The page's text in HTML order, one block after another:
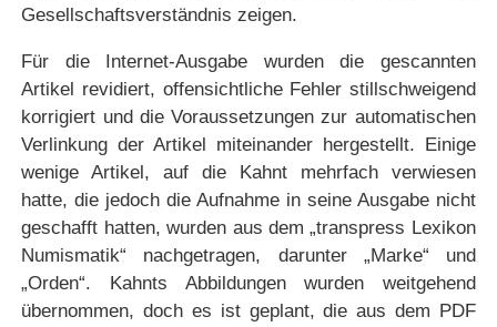
Gesellschaftsverständnis zeigen.
Für die Internet-Ausgabe wurden die gescannten
Artikel revidiert, offensichtliche Fehler stillschweigend
korrigiert und die Voraussetzungen zur automatischen
Verlinkung der Artikel miteinander hergestellt. Einige
wenige Artikel, auf die Kahnt mehrfach verwiesen
hatte, die jedoch die Aufnahme in seine Ausgabe nicht
geschafft hatten, wurden aus dem „transpress Lexikon
Numismatik“ nachgetragen, darunter „Marke“ und
„Orden“. Kahnts Abbildungen wurden weitgehend
übernommen, doch es ist geplant, die aus dem PDF